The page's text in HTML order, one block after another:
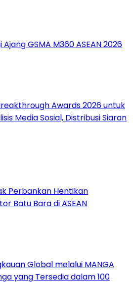
GSMA M360 ASEAN 2026
Awards 2026 untuk
Media Sosial, Distribusi Siaran
Perbankan Hentikan
Batu Bara di ASEAN
Global melalui MANGA
yang Tersedia dalam 100